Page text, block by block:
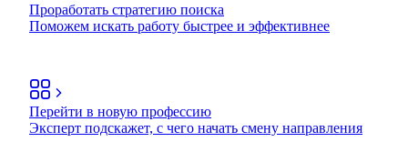
Проработать стратегию поиска
Поможем искать работу быстрее и эффективнее
Перейти в новую профессию
Эксперт подскажет, с чего начать смену направления